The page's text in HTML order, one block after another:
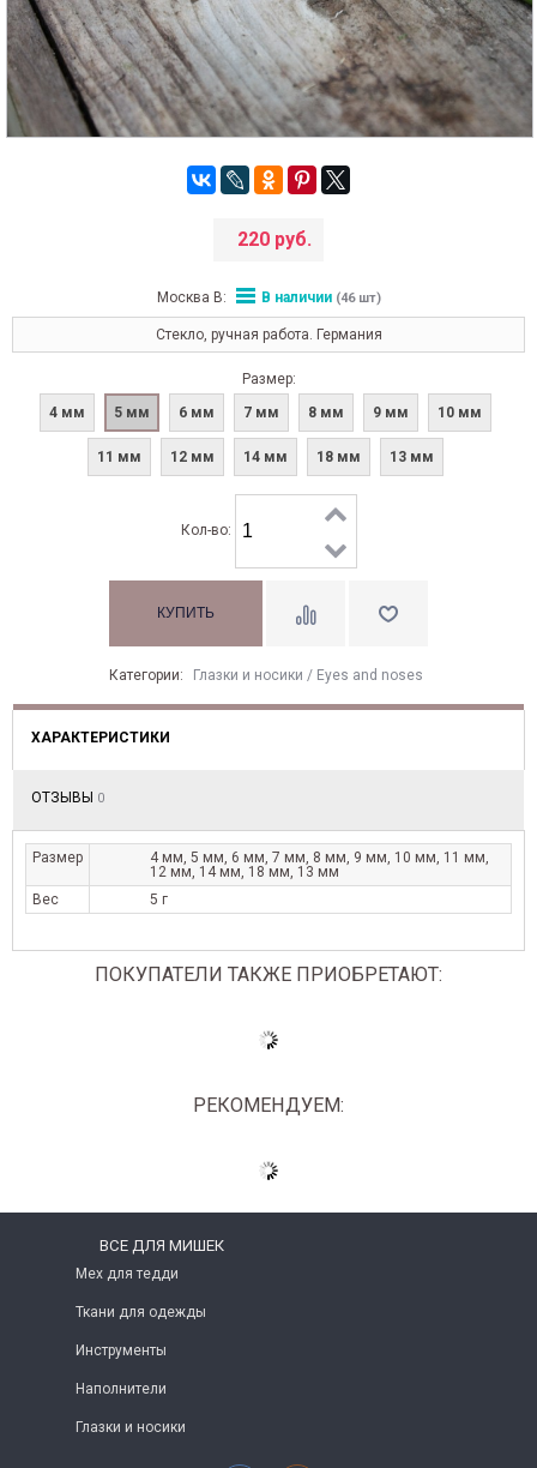
220 руб.
Москва В: В наличии (46 шт)
Стекло, ручная работа. Германия
Размер:
4 мм
5 мм 6 мм 7 мм 8 мм 9 мм 10 мм
11 мм 12 мм 14 мм 18 мм 13 мм
Кол-во:
Категории: Глазки и носики / Eyes and noses
ХАРАКТЕРИСТИКИ
ОТЗЫВЫ 0
Размер
4 мм, 5 мм, 6 мм, 7 мм, 8 мм, 9 мм, 10 мм, 11 мм,
12 мм, 14 мм, 18 мм, 13 мм
Вес
5 г
ПОКУПАТЕЛИ ТАКЖЕ ПРИОБРЕТАЮТ:
РЕКОМЕНДУЕМ:
ВСЕ ДЛЯ МИШЕК
Мех для тедди
Ткани для одежды
Инструменты
Наполнители
Глазки и носики